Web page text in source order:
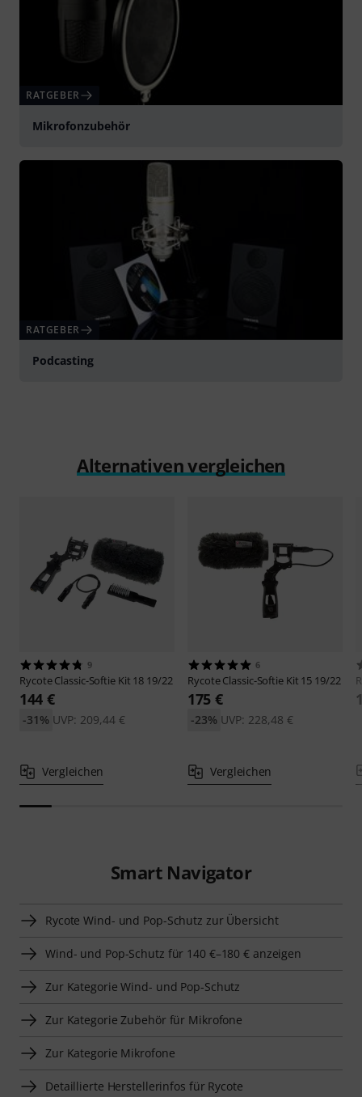
RATGEBER
Mikrofonzubehör
RATGEBER
Podcasting
Alternativen vergleichen
9
RycoteClassic-Softie Kit 18 19/22
144 €
UVP: 209,44 €
-31%
Vergleichen
6
RycoteClassic-Softie Kit 15 19/22
175 €
UVP: 228,48 €
-23%
Vergleichen
Smart Navigator
Rycote Wind- und Pop-Schutz zur Übersicht
Wind- und Pop-Schutz für 140 €–180 € anzeigen
Zur Kategorie Wind- und Pop-Schutz
Zur Kategorie Zubehör für Mikrofone
Zur Kategorie Mikrofone
Detaillierte Herstellerinfos für Rycote